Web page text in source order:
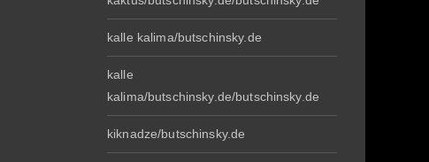
kalle kalima/butschinsky.de
kalle
kalima/butschinsky.de/butschinsky.de
kiknadze/butschinsky.de